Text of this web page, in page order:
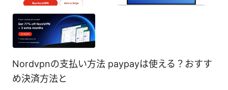
Nordvpnの支払い方法 paypayは使える？おすす
め決済方法と